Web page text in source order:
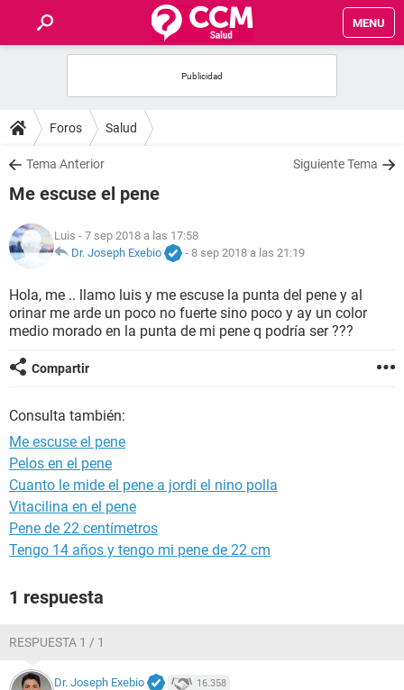
MENU
FOROS
SALUD
NUTRICIÓN
BIENESTAR
Foros Salud
Tema Anterior Siguiente Tema
Me escuse el pene
Luis - 7 sep 2018 a las 17:58
Dr. Joseph Exebio
- 8 sep 2018 a las 21:19
Hola, me .. llamo luis y me escuse la punta del pene y al
orinar me arde un poco no fuerte sino poco y ay un color
medio morado en la punta de mi pene q podría ser ???
Compartir
Consulta también:
Me escuse el pene
Pelos en el pene
Cuanto le mide el pene a jordi el nino polla
Vitacilina en el pene
Pene de 22 centímetros
Tengo 14 años y tengo mi pene de 22 cm
1 respuesta
RESPUESTA 1 / 1
Dr. Joseph Exebio 16.358